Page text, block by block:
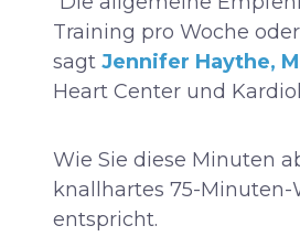
Training pro Woche
sagt Jennifer Haythe,
Heart Center und
Wie Sie diese Minuten
knallhartes 75-
entspricht.